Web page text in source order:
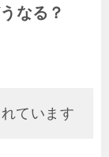
なる？
ています